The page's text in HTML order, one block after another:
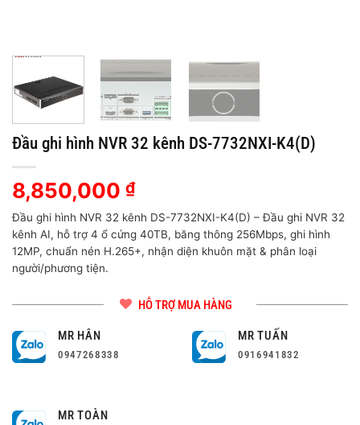
Đầu ghi hình NVR 32 kênh DS-7732NXI-K4(D)
8,850,000 ₫
Đầu ghi hình NVR 32 kênh DS-7732NXI-K4(D) – Đầu ghi NVR 32
kênh AI, hỗ trợ 4 ổ cứng 40TB, băng thông 256Mbps, ghi hình
12MP, chuẩn nén H.265+, nhận diện khuôn mặt & phân loại
người/phương tiện.
HỖ TRỢ MUA HÀNG
MR HÂN
0947268338
MR TUẤN
0916941832
MR TOÀN